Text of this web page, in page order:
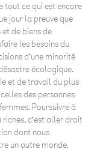
tout ce qui est encore
jour la preuve que
de biens de
les besoins du
d’une minorité
écologique.
et de travail du plus
des personnes
Poursuivre à
c’est aller droit
dont nous
un autre monde.